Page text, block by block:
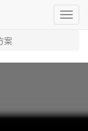
切
换
案